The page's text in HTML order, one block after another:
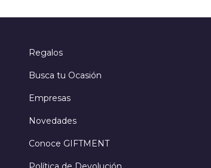
Regalos
Busca tu Ocasión
Empresas
Novedades
Conoce GIFTMENT